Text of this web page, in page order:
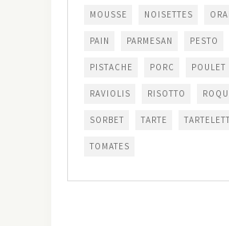
MOUSSE NOISETTES
PAIN PARMESAN PESTO
PISTACHE PORC POULET
RAVIOLIS RISOTTO
SORBET TARTE
TOMATES